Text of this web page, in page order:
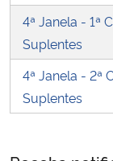
4ª Janela - 1ª
Suplentes
4ª Janela - 2ª
Suplentes